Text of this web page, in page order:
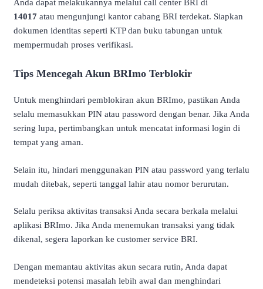
Anda dapat melakukannya melalui call center BRI di
14017 atau mengunjungi kantor cabang BRI terdekat. Siapkan
dokumen identitas seperti KTP dan buku tabungan untuk
mempermudah proses verifikasi.
Tips Mencegah Akun BRImo Terblokir
Untuk menghindari pemblokiran akun BRImo, pastikan Anda
selalu memasukkan PIN atau password dengan benar. Jika Anda
sering lupa, pertimbangkan untuk mencatat informasi login di
tempat yang aman.
Selain itu, hindari menggunakan PIN atau password yang terlalu
mudah ditebak, seperti tanggal lahir atau nomor berurutan.
Selalu periksa aktivitas transaksi Anda secara berkala melalui
aplikasi BRImo. Jika Anda menemukan transaksi yang tidak
dikenal, segera laporkan ke customer service BRI.
Dengan memantau aktivitas akun secara rutin, Anda dapat
mendeteksi potensi masalah lebih awal dan menghindari